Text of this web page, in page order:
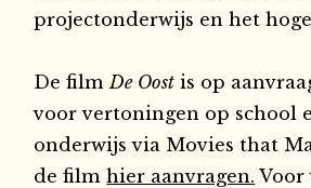
projectonderwijs en het
De film De Oost is op
voor vertoningen op school
onderwijs via Movies that
de filmhier aanvragen. Voor